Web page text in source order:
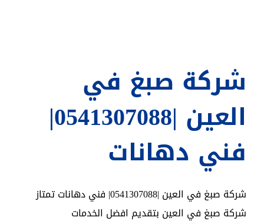
شركة صبغ في
العين |0541307088|
فني دهانات
شركة صبغ في العين |0541307088| فني دهانات تمتاز
شركة صبغ في العين بتقديم افضل الخدمات